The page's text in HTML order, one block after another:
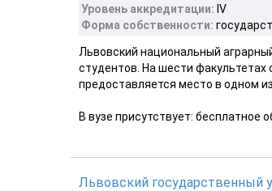
Уровень аккредитации: ІV
Форма собственности:
Львовский национальный
студентов. На шести
предоставляется место в одном
В вузе присутствует: бесплатное
Львовский государственный